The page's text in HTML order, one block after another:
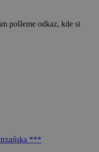
pošleme odkaz, kde si
***